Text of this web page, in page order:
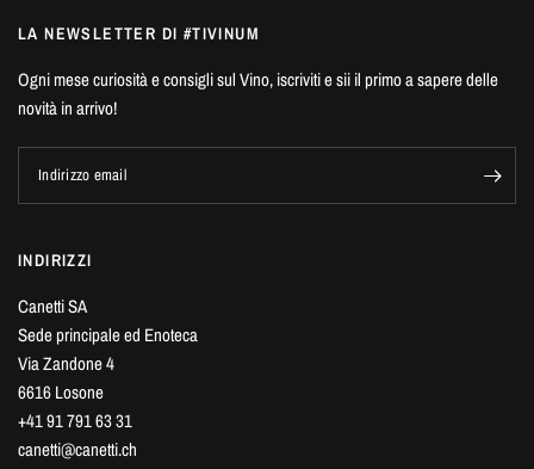
LA NEWSLETTER DI #TIVINUM
Ogni mese curiosità e consigli sul Vino, iscriviti e sii il primo a sapere delle
novità in arrivo!
Indirizzo email
INDIRIZZI
Canetti SA
Sede principale ed Enoteca
Via Zandone 4
6616 Losone
+41 91 791 63 31
canetti@canetti.ch